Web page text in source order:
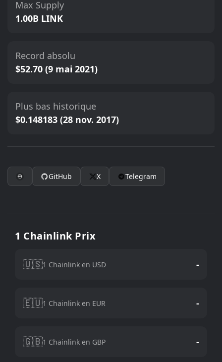
Max Supply
1.00B LINK
Record absolu
$52.70 (9 mai 2021)
Plus bas historique
$0.148183 (28 nov. 2017)
GitHub X Telegram
1 Chainlink Prix
🇺🇸1 Chainlink en USD -
🇪🇺1 Chainlink en EUR -
🇬🇧1 Chainlink en GBP -